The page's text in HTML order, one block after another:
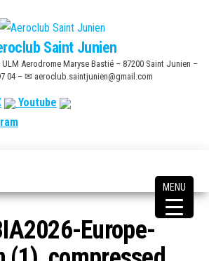
Saint Junien
Aerodrome Maryse Bastié – 87200 Saint Junien –
04 – ✉ aeroclub.saintjunien@gmail.com
Youtube
Europe-
MENU